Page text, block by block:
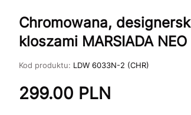
Chromowana,
kloszami MARSIADA NEO
Kod produktu: LDW 6033N-2 (CHR)
299.00 PLN